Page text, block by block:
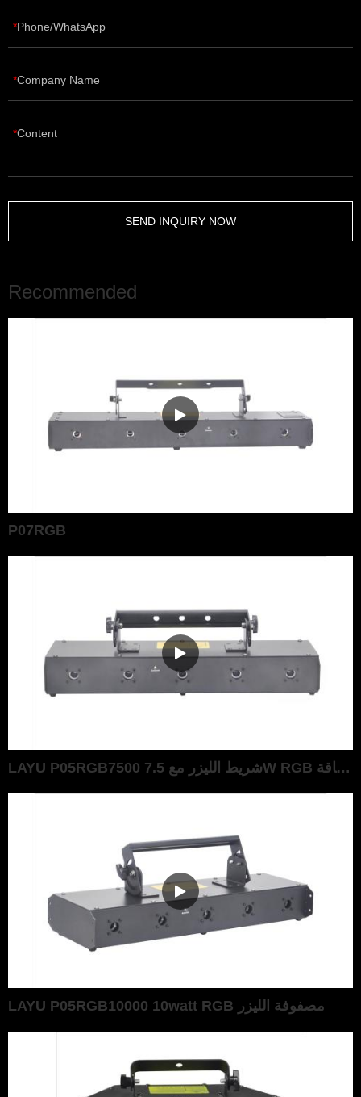
Phone/WhatsApp
Company Name
Content
SEND INQUIRY NOW
Recommended
P07RGB
LAYU P05RGB7500 شريط الليزر مع 7.5W RGB الطاقة
LAYU P05RGB10000 10watt RGB مصفوفة الليزر